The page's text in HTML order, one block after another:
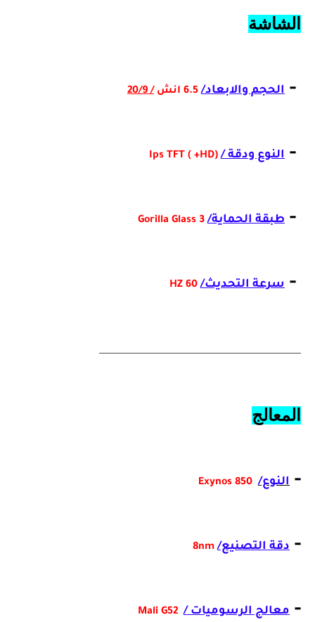
الشاشة
- الحجم والابعاد/ 6.5 انش / 20/9
- النوع ودقة / (Ips TFT ( +HD
- طبقة الحماية/ Gorilla Glass 3
- سرعة التحديث/ 60 HZ
المعالج
- النوع/Exynos 850
- دقة التصنيع/ 8nm
- معالج الرسوميات /